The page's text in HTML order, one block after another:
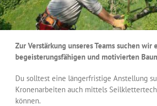
Zur Verstärkung unseres Teams suchen wir
begeisterungsfähigen und motivierten
Du solltest eine längerfristige Anstellung
Kronenarbeiten auch mittels
können.